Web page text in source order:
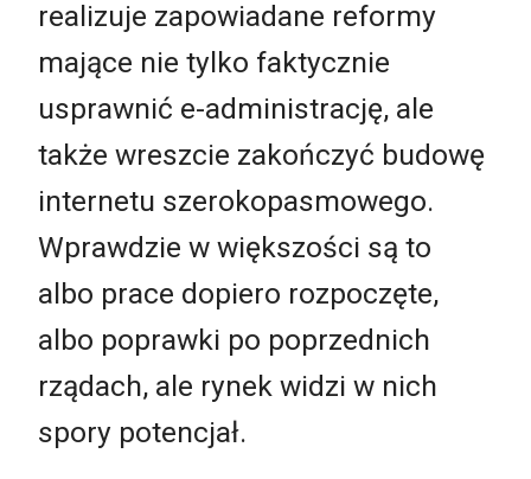
realizuje zapowiadane reformy
mające nie tylko faktycznie
usprawnić e-administrację, ale
także wreszcie zakończyć budowę
internetu szerokopasmowego.
Wprawdzie w większości są to
albo prace dopiero rozpoczęte,
albo poprawki po poprzednich
rządach, ale rynek widzi w nich
spory potencjał.